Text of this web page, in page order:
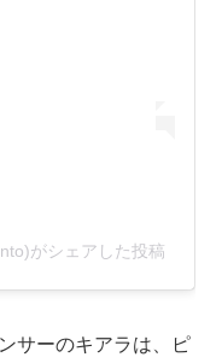
がシェアした投稿
サーのキアラは、ピ